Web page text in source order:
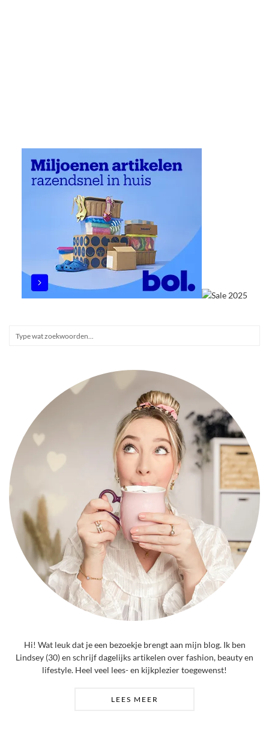
Hi! Wat leuk dat je een bezoekje brengt aan mijn blog. Ik ben
Lindsey (30) en schrijf dagelijks artikelen over fashion, beauty en
lifestyle. Heel veel lees- en kijkplezier toegewenst!
LEES MEER